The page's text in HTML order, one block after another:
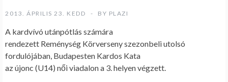
2013. ÁPRILIS 23. KEDD BY PLAZI
A kardvívó utánpótlás számára
rendezett Reménység Körverseny szezonbeli utolsó
fordulójában, Budapesten Kardos Kata
az újonc (U14) női viadalon a 3. helyen végzett.